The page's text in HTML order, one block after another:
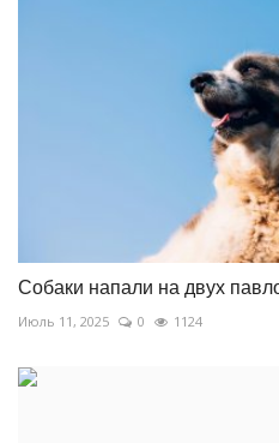
Собаки напали на двух
Июль 11, 2025 0 1124